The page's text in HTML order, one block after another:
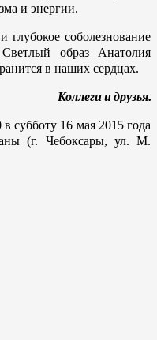
и энергии.
соболезнование
образ Анатолия
в наших сердцах.
Коллеги и друзья.
субботу 16 мая 2015 года
(г. Чебоксары, ул. М.